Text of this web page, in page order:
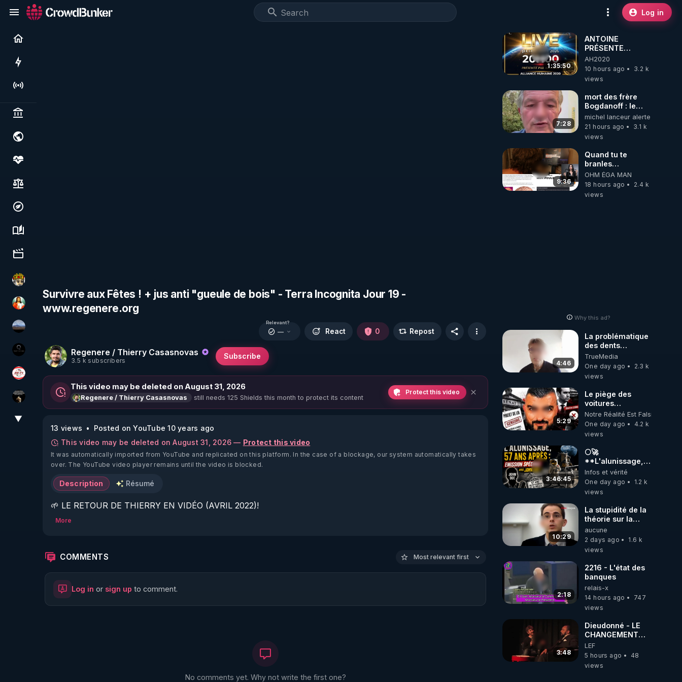
Log in
Live
Politics & institutions
Society, justice & freedoms
Economy, environment & technology
Science, history & spirituality
Culture, media & entertainment
Textes Sacrés & Maîtres Spirituels
L'autre son de cloche
michel lanceur alerte
La vérité
JSF - TV
Infos et vérité
▼
Survivre aux Fêtes ! + jus anti "gueule de bois" - Terra Incognita Jour 19 -
www.regenere.org
Regenere / Thierry Casasnovas
3.5 k subscribers
Subscribe
Relevant?
— React 0 Repost
This video may be deleted on August 31, 2026
Regenere / Thierry Casasnovas still needs 125 Shields this month to protect its content
Protect this video
13 views
Posted on YouTube 10 years ago
This video may be deleted on August 31, 2026 — Protect this video
It was automatically imported from YouTube and replicated on this platform. In the case of a blockage, our system automatically takes
over. The YouTube video player remains until the video is blocked.
Description Résumé
🌱 LE RETOUR DE THIERRY EN VIDÉO (AVRIL 2022)!
🌱 LE MAGAZINE RÉGÉNÈRE
http://rgnr.li/ymag
More
COMMENTS Most relevant first
Log in or sign up to comment.
No comments yet. Why not write the first one?
1:35:50
ANTOINE
PRÉSENTE
AH2020 LE LIVE
20H ***DU
06/08/2026***
AH2020
10 hours ago
3.2 k
views
7:28
mort des frère
Bogdanoff : le
mensonge d état
michel lanceur alerte
21 hours ago
3.1 k
views
9:36
Quand tu te
branles
bonhomme tu
émets des ondes
ils ont juste omis
OHM ÉGA MAN
18 hours ago
2.4 k
views
Why this ad?
4:46
La problématique
des dents
dévitalisées et
des implants
TrueMedia
One day ago
2.3 k
views
5:29
Le piège des
voitures
électriques se
referme sur les
usagers !
Notre Réalité Est Falsifiée Et
One day ago
4.2 k
views
3:46:45
🌕🚀
**L'alunissage,
57 ans après :
Émission spéciale
avec John Doe
Infos et vérité
One day ago
1.2 k
views
10:29
La stupidité de la
théorie sur la
responsabilité de
l’homme
concernant le
carbone.
aucune
2 days ago
1.6 k
views
2:18
2216 - L'état des
banques
relais-x
14 hours ago
747
views
3:48
Dieudonné - LE
CHANGEMENT
C'EST
MAINTENANT
LEF
5 hours ago
48
views